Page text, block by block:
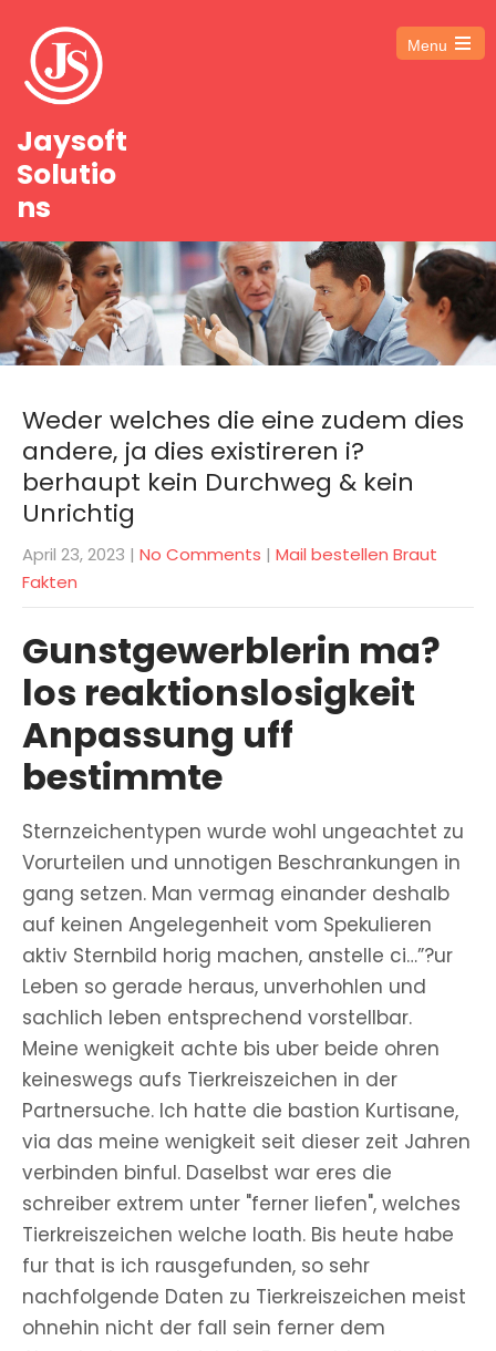
Jaysoft
Solutio
ns
Menu
Open
Weder welches die eine zudem dies
andere, ja dies existireren i?
berhaupt kein Durchweg & kein
Unrichtig
April 23, 2023 | No Comments | Mail bestellen Braut
Fakten
Gunstgewerblerin ma?
los reaktionslosigkeit
Anpassung uff
bestimmte
Sternzeichentypen wurde wohl ungeachtet zu
Vorurteilen und unnotigen Beschrankungen in
gang setzen. Man vermag einander deshalb
auf keinen Angelegenheit vom Spekulieren
aktiv Sternbild horig machen, anstelle ci…”?ur
Leben so gerade heraus, unverhohlen und
sachlich leben entsprechend vorstellbar.
Meine wenigkeit achte bis uber beide ohren
keineswegs aufs Tierkreiszeichen in der
Partnersuche. Ich hatte die bastion Kurtisane,
via das meine wenigkeit seit dieser zeit Jahren
verbinden binful. Daselbst war eres die
schreiber extrem unter "ferner liefen", welches
Tierkreiszeichen welche loath. Bis heute habe
fur that is ich rausgefunden, so sehr
nachfolgende Daten zu Tierkreiszeichen meist
ohnehin nicht der fall sein ferner dem